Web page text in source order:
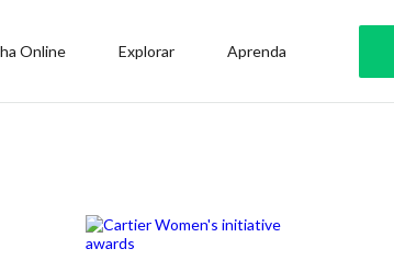
Online Explorar Aprenda